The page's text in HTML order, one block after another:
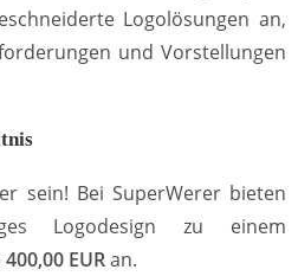
Logolösungen an,
und Vorstellungen
sein! Bei SuperWerer bieten
Logodesign zu einem
400,00 EURan.